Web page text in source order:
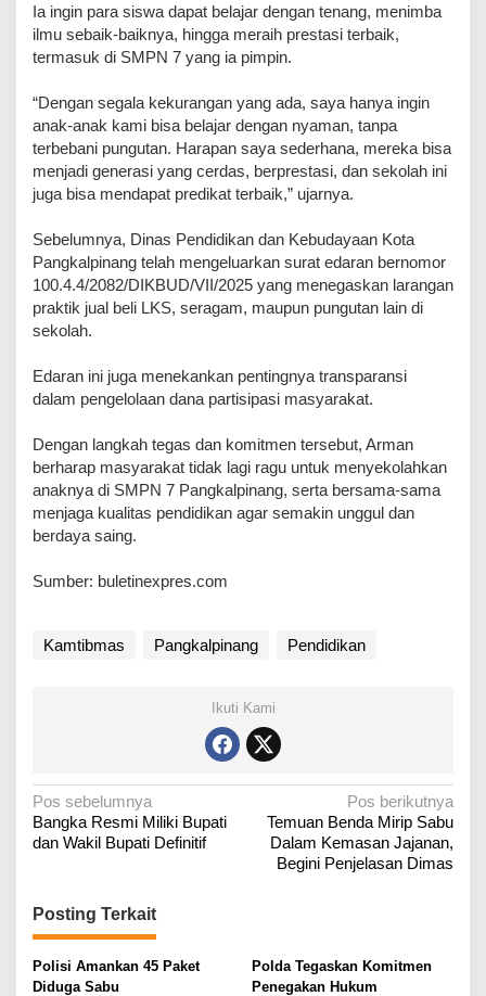
Ia ingin para siswa dapat belajar dengan tenang, menimba
ilmu sebaik-baiknya, hingga meraih prestasi terbaik,
termasuk di SMPN 7 yang ia pimpin.
“Dengan segala kekurangan yang ada, saya hanya ingin
anak-anak kami bisa belajar dengan nyaman, tanpa
terbebani pungutan. Harapan saya sederhana, mereka bisa
menjadi generasi yang cerdas, berprestasi, dan sekolah ini
juga bisa mendapat predikat terbaik,” ujarnya.
Sebelumnya, Dinas Pendidikan dan Kebudayaan Kota
Pangkalpinang telah mengeluarkan surat edaran bernomor
100.4.4/2082/DIKBUD/VII/2025 yang menegaskan larangan
praktik jual beli LKS, seragam, maupun pungutan lain di
sekolah.
Edaran ini juga menekankan pentingnya transparansi
dalam pengelolaan dana partisipasi masyarakat.
Dengan langkah tegas dan komitmen tersebut, Arman
berharap masyarakat tidak lagi ragu untuk menyekolahkan
anaknya di SMPN 7 Pangkalpinang, serta bersama-sama
menjaga kualitas pendidikan agar semakin unggul dan
berdaya saing.
Sumber: buletinexpres.com
Kamtibmas Pangkalpinang Pendidikan
Ikuti Kami
N
a
g
a
s
Pos sebelumnya
Bangka Resmi Miliki Bupati
dan Wakil Bupati Definitif
Pos berikutnya
Temuan Benda Mirip Sabu
Dalam Kemasan Jajanan,
Begini Penjelasan Dimas
Posting Terkait
Polisi Amankan 45 Paket
Diduga Sabu
Polda Tegaskan Komitmen
Penegakan Hukum